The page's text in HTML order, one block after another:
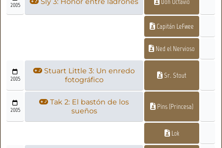
2005
Capitán LeFwee
Ned el Nervioso
2005
Stuart Little 3: Un enredo
fotográfico
Sr. Stout
2005
Tak 2: El bastón de los
sueños
Pins (Princesa)
Lok